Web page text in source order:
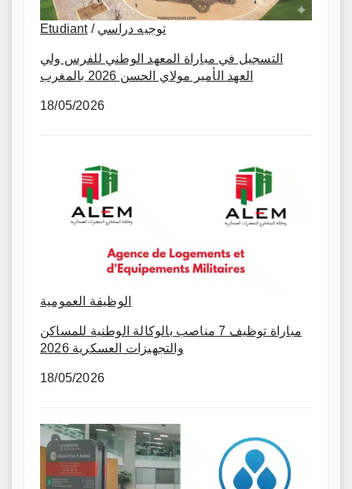
Etudiant/ توجيه دراسي
التسجيل في مباراة المعهد الوطني للفرس ولي
العهد الأمير مولاي الحسن 2026 بالمغرب
18/05/2026
الوظيفة العمومية
مباراة توظيف 7 مناصب بالوكالة الوطنية للمساكن
والتجهيزات العسكرية 2026
18/05/2026